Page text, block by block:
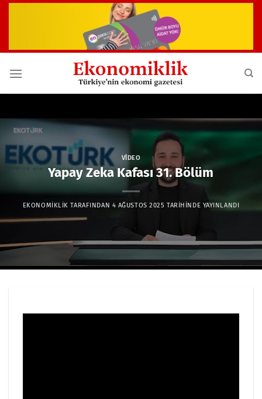
VIDEO
Yapay Zeka Kafası 31. Bölüm
EKONOMIKLIK TARAFINDAN 4 AĞUSTOS 2025 TARIHINDE YAYINLANDI